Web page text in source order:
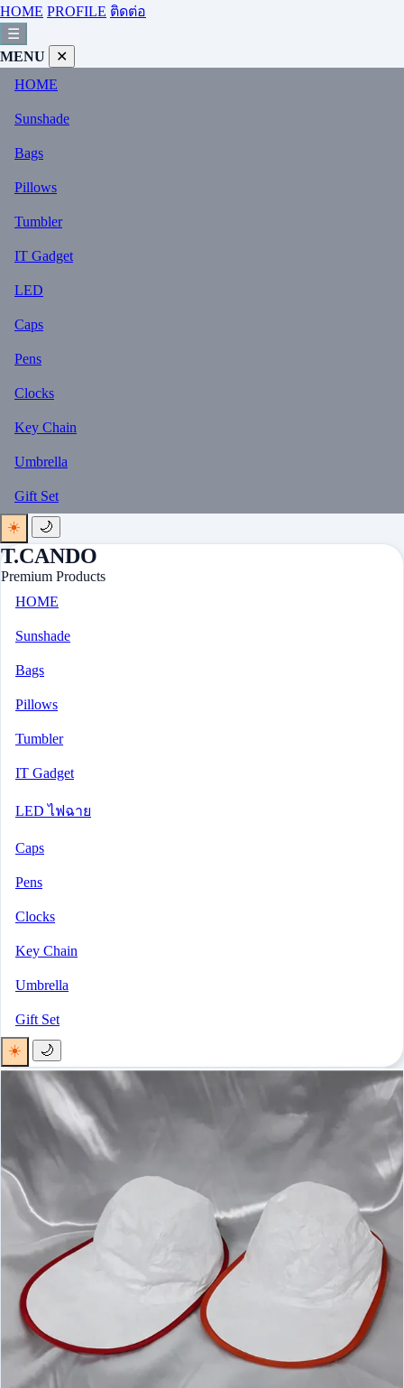
HOME PROFILE ติดต่อ
☰
MENU
✕
HOME
Sunshade
Bags
Pillows
Tumbler
IT Gadget
LED
Caps
Pens
Clocks
Key Chain
Umbrella
Gift Set
☀️
🌙
T.CANDO
Premium Products
HOME
Sunshade
Bags
Pillows
Tumbler
IT Gadget
LED ไฟฉาย
Caps
Pens
Clocks
Key Chain
Umbrella
Gift Set
☀️
🌙